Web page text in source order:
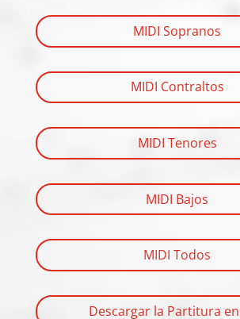
MIDI Sopranos
MIDI Contraltos
MIDI Tenores
MIDI Bajos
MIDI Todos
Descargar la Partitura en